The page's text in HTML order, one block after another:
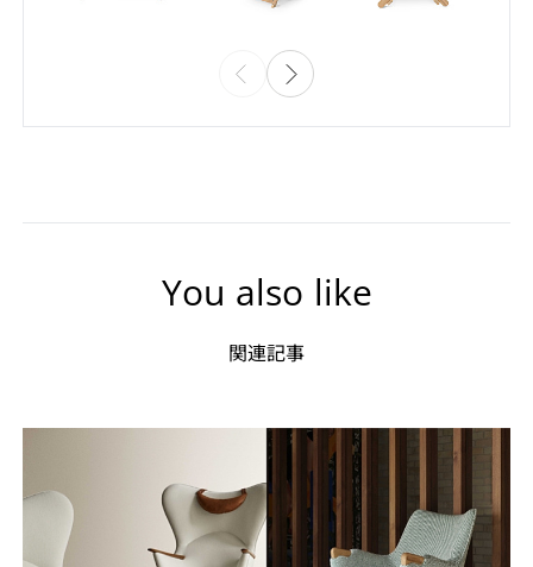
You also like
関連記事